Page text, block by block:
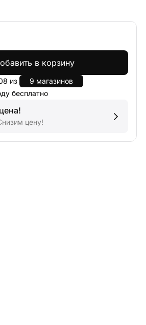
в корзину
из
9 магазинов
бесплатно
цену!